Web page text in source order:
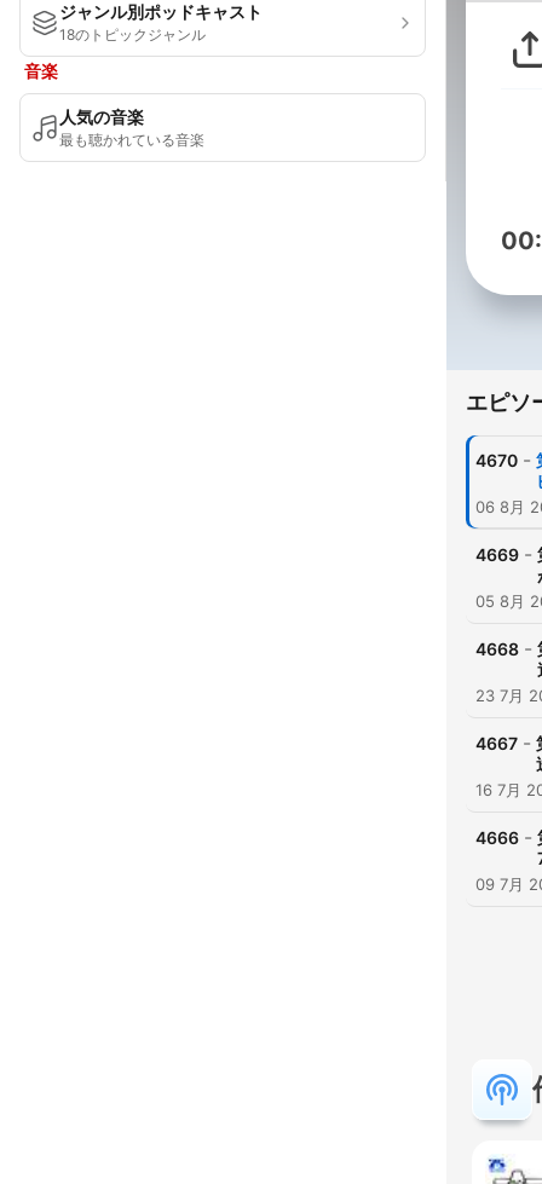
ジャンル別ポッドキャスト
18のトピックジャンル
音楽
人気の音楽
最も聴かれている音楽
エピソ
4670 -
06 8月
4669 -
05 8月
4668 -
23 7月
4667 -
16 7月
4666 -
09 7月